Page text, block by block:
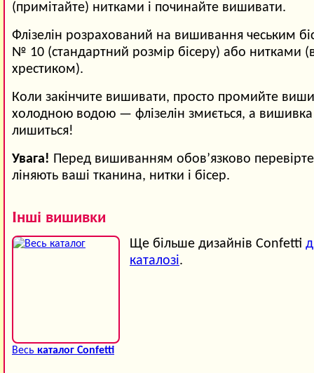
(примітайте) нитками і починайте вишивати.
Флізелін розрахований на вишивання чеським
№ 10 (стандартний розмір бісеру) або нитками
хрестиком).
Коли закінчите вишивати, просто промийте
холодною водою — флізелін змиється, а вишивка
лишиться!
Увага! Перед вишиванням обов’язково
ліняють ваші тканина, нитки і бісер.
Інші вишивки
Весь каталог Confetti
Ще більше дизайнів Confetti
каталозі.